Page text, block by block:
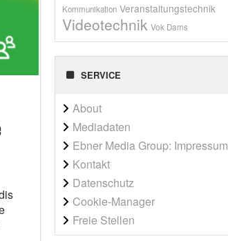
Kommunikation Veranstaltungstechnik
Videotechnik Vok Dams
SERVICE
About
Mediadaten
Ebner Media Group: Impressum
Kontakt
Datenschutz
Cookie-Manager
Freie Stellen